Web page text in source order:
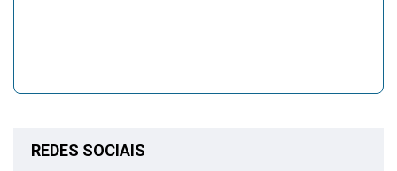
REDES SOCIAIS